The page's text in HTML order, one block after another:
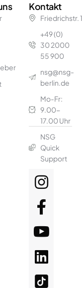
Kontakt
Friedrichstr.
+49 (0)
30 2000
55 900
nsg@nsg-
berlin.de
Mo-Fr:
9.00-
17.00 Uhr
NSG
Quick
Support